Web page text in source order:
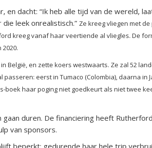
en dacht: “Ik heb alle tijd van de wereld,
leek onrealistisch.” Ze kreeg vliegen met
kreeg vanaf haar veertiende al vliegles. De
België, en zette koers westwaarts. Ze zal 52
eerst in Tumaco (Colombia), daarna in
boek haar poging niet goedkeurt als niet twee
duren. De financiering heeft
van sponsors.
beperkt: gedurende haar hele trip